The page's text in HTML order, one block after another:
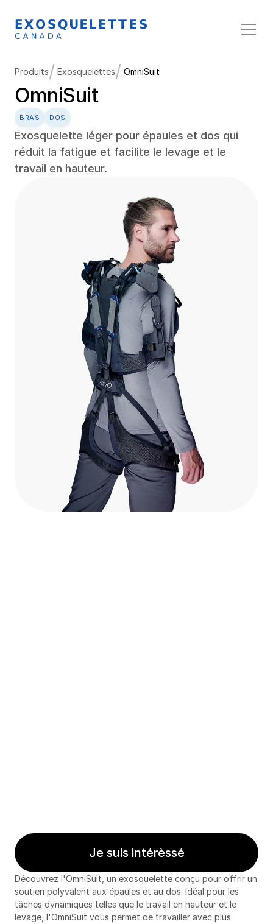
Produits/ Exosquelettes/ OmniSuit
OmniSuit
BRAS DOS
Exosquelette léger pour épaules et dos qui
réduit la fatigue et facilite le levage et le
travail en hauteur.
Je suis intérèssé
Découvrez l'OmniSuit, un exosquelette conçu pour offrir un
soutien polyvalent aux épaules et au dos. Idéal pour les
tâches dynamiques telles que le travail en hauteur et le
levage, l'OmniSuit vous permet de travailler avec plus